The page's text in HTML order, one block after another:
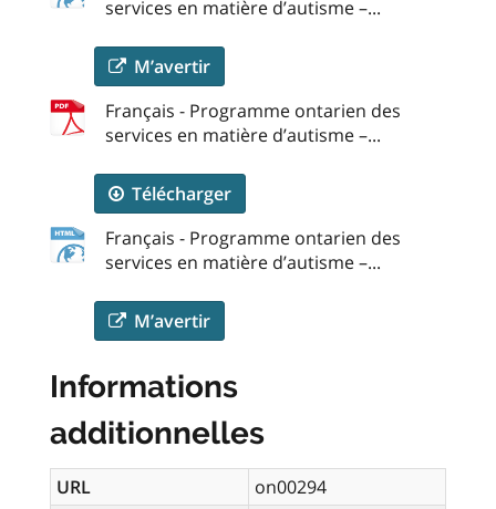
services en matière d’autisme –...
M’avertir
Français - Programme ontarien des
services en matière d’autisme –...
Télécharger
Français - Programme ontarien des
services en matière d’autisme –...
M’avertir
Informations
additionnelles
URL
on00294